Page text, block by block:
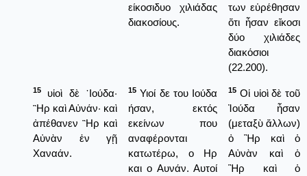
είκοσιδυο χιλιάδας
διακοσίους.
των εὑρέθησαν
ὅτι ἦσαν εἴκοσι
δύο χιλιάδες
διακόσιοι
(22.200).
15
υἱοὶ δὲ ᾿Ιούδα·
῍Ηρ καὶ Αὐνάν· καὶ
ἀπέθανεν ῍Ηρ καὶ
Αὐνὰν ἐν γῇ
Χαναάν.
15 Υιοί δε του Ιούδα
ήσαν, εκτός
εκείνων που
αναφέρονται
κατωτέρω, ο Ηρ
και ο Αυνάν. Αυτοί
15 Οἱ υἱοὶ δὲ τοῦ
Ἰούδα ἦσαν
(μεταξὺ ἄλλων)
ὀ Ἢρ καὶ ὁ
Αὐνὰν καὶ ὁ
Ἢρ καὶ ὁ